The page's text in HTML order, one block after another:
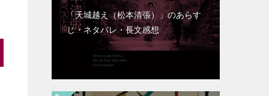
「天城越え（松本清張）」のあらす
じ・ネタバレ・長文感想